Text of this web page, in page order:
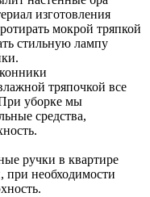
изготовления
мокрой тряпкой
стильную лампу
тряпочкой все
уборке мы
средства,
ручки в квартире
при необходимости